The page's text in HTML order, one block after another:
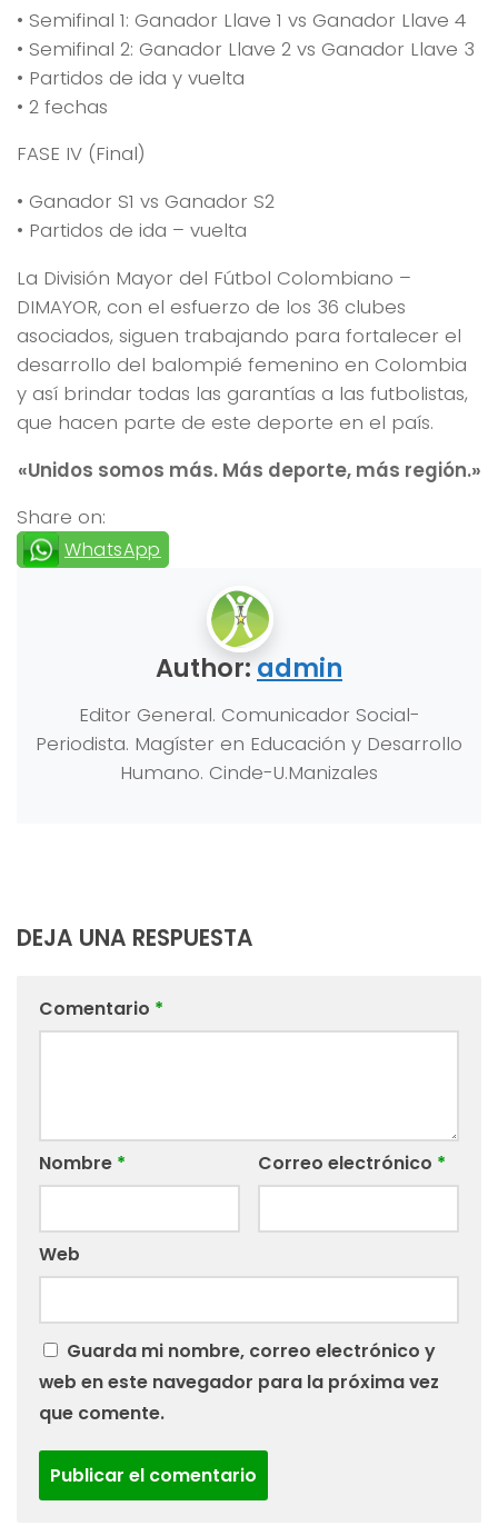
• Semifinal 1: Ganador Llave 1 vs Ganador Llave 4
• Semifinal 2: Ganador Llave 2 vs Ganador Llave 3
• Partidos de ida y vuelta
• 2 fechas
FASE IV (Final)
• Ganador S1 vs Ganador S2
• Partidos de ida – vuelta
La División Mayor del Fútbol Colombiano –
DIMAYOR, con el esfuerzo de los 36 clubes
asociados, siguen trabajando para fortalecer el
desarrollo del balompié femenino en Colombia
y así brindar todas las garantías a las futbolistas,
que hacen parte de este deporte en el país.
«Unidos somos más. Más deporte, más región.»
Share on:
WhatsApp
Author: admin
Editor General. Comunicador Social-
Periodista. Magíster en Educación y Desarrollo
Humano. Cinde-U.Manizales
DEJA UNA RESPUESTA
Comentario *
Nombre * Correo electrónico *
Web
Guarda mi nombre, correo electrónico y
web en este navegador para la próxima vez
que comente.